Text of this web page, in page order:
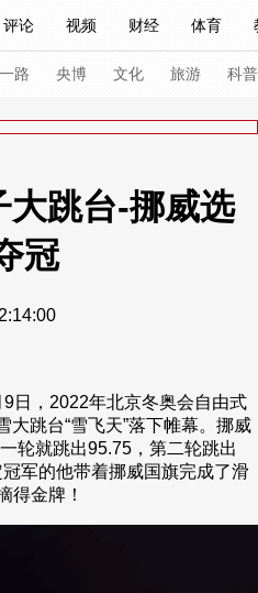
评论 视频 财经 体育
导人 央视快评 习式妙语
听音 微视频 主持人
Монгол
路 央博 文化 旅游 科普
论 经济
播
年世界杯 2026年冬奥会
道 生活体育大会 体育江湖
生态环境 一带一路 央博
大跳台-挪威选
冠
日，2022年北京冬奥会自由式
跳台“雪飞天”落下帷幕。挪威
轮就跳出95.75，第二轮跳出
军的他带着挪威国旗完成了滑
得金牌！